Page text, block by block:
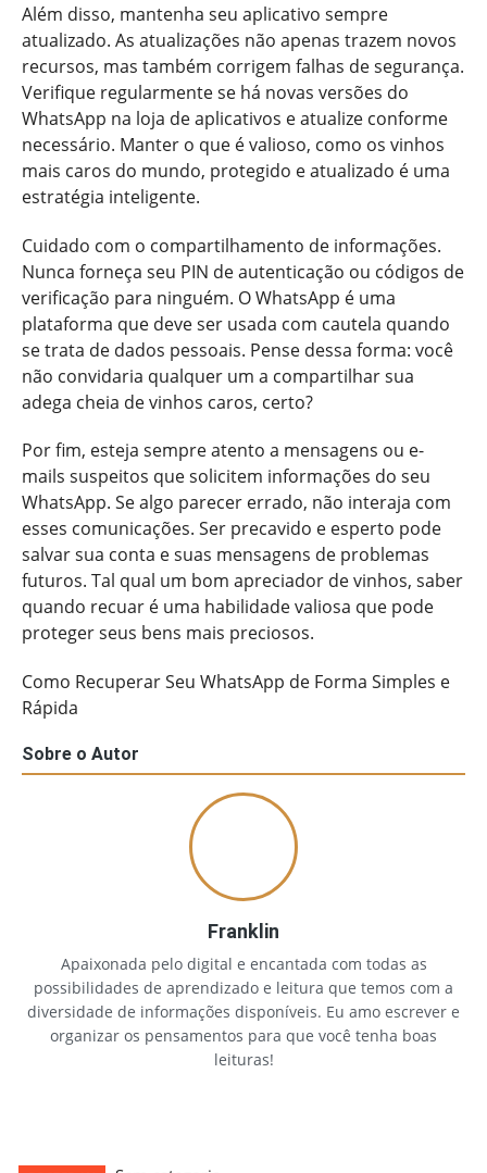
Além disso, mantenha seu aplicativo sempre
atualizado. As atualizações não apenas trazem novos
recursos, mas também corrigem falhas de segurança.
Verifique regularmente se há novas versões do
WhatsApp na loja de aplicativos e atualize conforme
necessário. Manter o que é valioso, como os vinhos
mais caros do mundo, protegido e atualizado é uma
estratégia inteligente.
Cuidado com o compartilhamento de informações.
Nunca forneça seu PIN de autenticação ou códigos de
verificação para ninguém. O WhatsApp é uma
plataforma que deve ser usada com cautela quando
se trata de dados pessoais. Pense dessa forma: você
não convidaria qualquer um a compartilhar sua
adega cheia de vinhos caros, certo?
Por fim, esteja sempre atento a mensagens ou e-
mails suspeitos que solicitem informações do seu
WhatsApp. Se algo parecer errado, não interaja com
esses comunicações. Ser precavido e esperto pode
salvar sua conta e suas mensagens de problemas
futuros. Tal qual um bom apreciador de vinhos, saber
quando recuar é uma habilidade valiosa que pode
proteger seus bens mais preciosos.
Como Recuperar Seu WhatsApp de Forma Simples e
Rápida
Sobre o Autor
Franklin
Apaixonada pelo digital e encantada com todas as
possibilidades de aprendizado e leitura que temos com a
diversidade de informações disponíveis. Eu amo escrever e
organizar os pensamentos para que você tenha boas
leituras!